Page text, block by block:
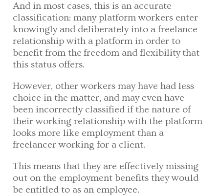
And in most cases, this is an accurate
classification: many platform workers enter
knowingly and deliberately into a freelance
relationship with a platform in order to
benefit from the freedom and flexibility that
this status offers.
However, other workers may have had less
choice in the matter, and may even have
been incorrectly classified if the nature of
their working relationship with the platform
looks more like employment than a
freelancer working for a client.
This means that they are effectively missing
out on the employment benefits they would
be entitled to as an employee.